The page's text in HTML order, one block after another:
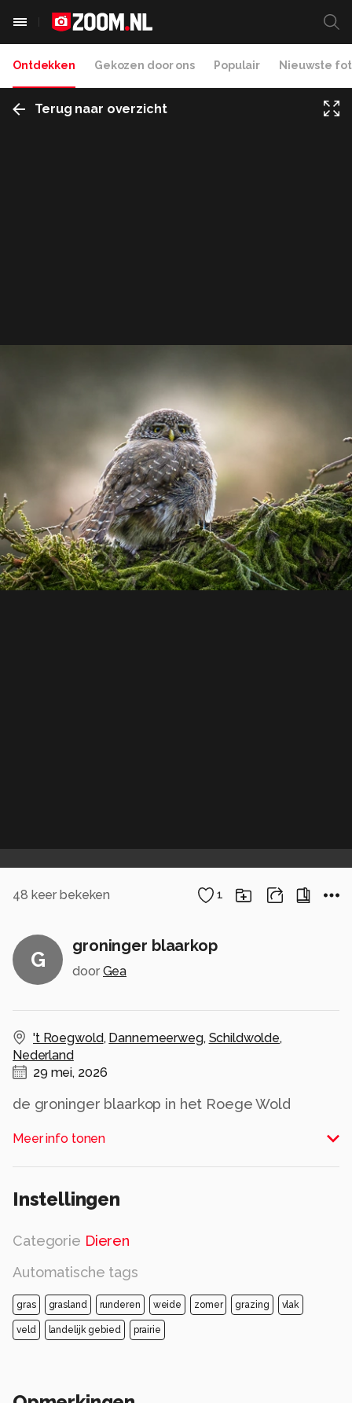
Ontdekken Gekozen door ons Populair Nieuwste
Terug naar overzicht
48 keer bekeken 1
G
groninger blaarkop
door Gea
't Roegwold, Dannemeerweg, Schildwolde,
Nederland
29 mei, 2026
de groninger blaarkop in het Roege Wold
Alle rechten voorbehouden
Meer info tonen
Instellingen
Categorie Dieren
Automatische tags
gras grasland runderen weide zomer grazing vlak
veld landelijk gebied prairie